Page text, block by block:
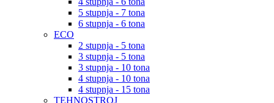
5 stupnja - 7 tona
6 stupnja - 6 tona
ECO
2 stupnja - 5 tona
3 stupnja - 5 tona
3 stupnja - 10 tona
4 stupnja - 10 tona
4 stupnja - 15 tona
TEHNOSTROJ